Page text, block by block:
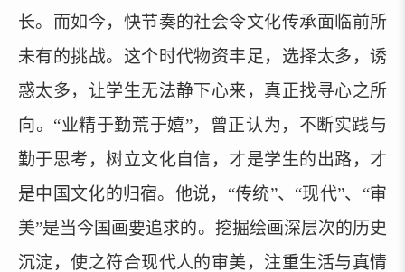
长。而如今，快节奏的社会令文化传承面临前所
未有的挑战。这个时代物资丰足，选择太多，诱
惑太多，让学生无法静下心来，真正找寻心之所
向。 “业精于勤荒于嬉”，曾正认为，不断实践与
勤于思考，树立文化自信，才是学生的出路，才
是中国文化的归宿。他说，“传统”、“现代”、“审
美”是当今国画要追求的。挖掘绘画深层次的历史
沉淀，使之符合现代人的审美，注重生活与真情